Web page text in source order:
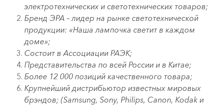
электротехнических и светотехнических товаров;
Бренд ЭРА – лидер на рынке светотехнической
продукции: «Наша лампочка светит в каждом
доме»;
Состоит в Ассоциации РАЭК;
Представительства по всей России и в Китае;
Более 12 000 позиций качественного товара;
Крупнейший дистрибьютор известных мировых
брэндов; (Samsung, Sony, Philips, Canon, Kоdak и